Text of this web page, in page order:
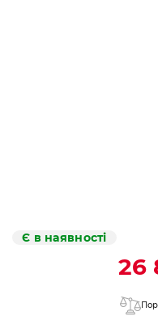
Є в наявності
26